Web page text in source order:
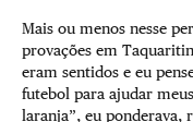
Mais ou menos nesse
provações em
eram sentidos e eu
futebol para ajudar
laranja”, eu ponderava,